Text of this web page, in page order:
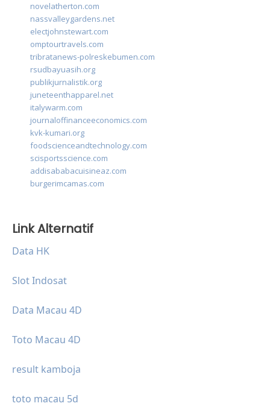
novelatherton.com
nassvalleygardens.net
electjohnstewart.com
omptourtravels.com
tribratanews-polreskebumen.com
rsudbayuasih.org
publikjurnalistik.org
juneteenthapparel.net
italywarm.com
journaloffinanceeconomics.com
kvk-kumari.org
foodscienceandtechnology.com
scisportsscience.com
addisababacuisineaz.com
burgerimcamas.com
Link Alternatif
Data HK
Slot Indosat
Data Macau 4D
Toto Macau 4D
result kamboja
toto macau 5d